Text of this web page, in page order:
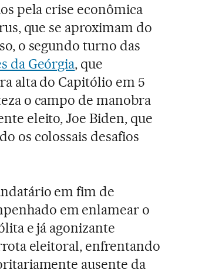
pela crise econômica
que se aproximam do
o segundo turno das
da Geórgia, que
alta do Capitólio em 5
o campo de manobra
eleito, Joe Biden, que
os colossais desafios
em fim de
em enlamear o
e já agonizante
eleitoral, enfrentando
ausente da